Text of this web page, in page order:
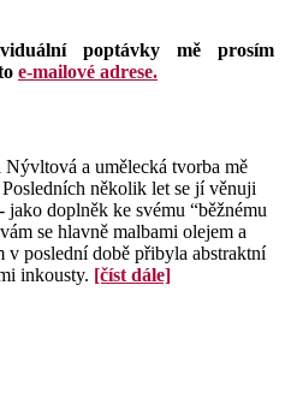
poptávky mě prosím
e-mailové adrese.
Nývltová a umělecká tvorba mě
několik let se jí věnuji
jako doplněk ke svému “běžnému
se hlavně malbami olejem a
v poslední době přibyla abstraktní
inkousty. [číst dále]